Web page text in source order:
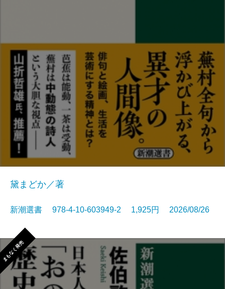
黛まどか／著
新潮選書 978-4-10-603949-2 1,925円 2026/08/26
まもなく発売